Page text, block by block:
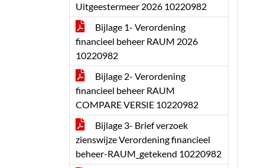
Uitgeestermeer 2026 10220982
Bijlage 1- Verordening
financieel beheer RAUM 2026
10220982
Bijlage 2- Verordening
financieel beheer RAUM
COMPARE VERSIE 10220982
Bijlage 3- Brief verzoek
zienswijze Verordening financieel
beheer-RAUM_getekend 10220982